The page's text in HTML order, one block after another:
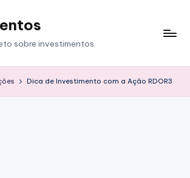
sobre investimentos.
Dica de Investimento com a Ação RDOR3